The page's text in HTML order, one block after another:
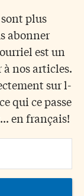
plus
abonner
est un
à nos articles.
sur l-
qui ce passe
en français!